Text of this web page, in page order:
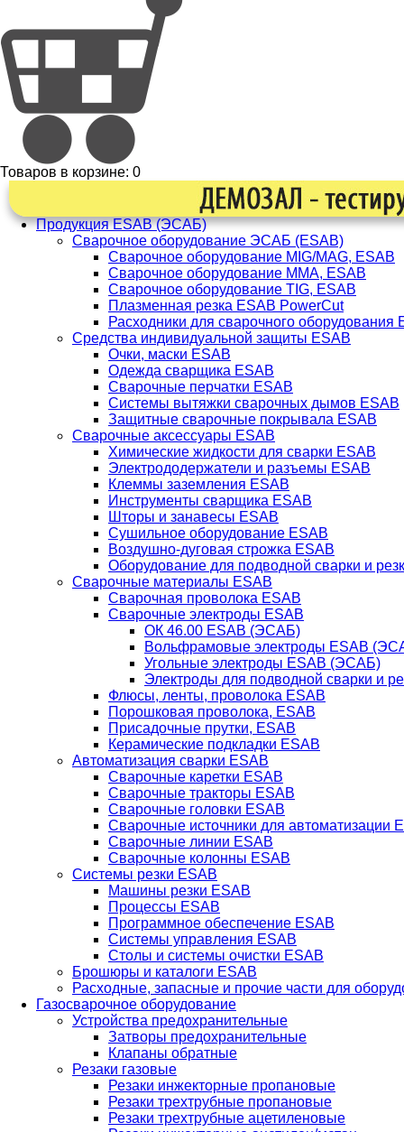
Товаров в корзине: 0
Продукция ESAB (ЭСАБ)
Сварочное оборудование ЭСАБ (ESAB)
Сварочное оборудование MIG/MAG, ESAB
Сварочное оборудование ММА, ESAB
Сварочное оборудование TIG, ESAB
Плазменная резка ESAB PowerCut
Расходники для сварочного оборудования
Средства индивидуальной защиты ESAB
Очки, маски ESAB
Одежда сварщика ESAB
Сварочные перчатки ESAB
Системы вытяжки сварочных дымов ESAB
Защитные сварочные покрывала ESAB
Сварочные аксессуары ESAB
Химические жидкости для сварки ESAB
Электрододержатели и разъемы ESAB
Клеммы заземления ESAB
Инструменты сварщика ESAB
Шторы и занавесы ESAB
Сушильное оборудование ESAB
Воздушно-дуговая строжка ESAB
Оборудование для подводной сварки и
Сварочные материалы ESAB
Сварочная проволока ESAB
Сварочные электроды ESAB
ОК 46.00 ESAB (ЭСАБ)
Вольфрамовые электроды ESAB
Угольные электроды ESAB (ЭСАБ)
Электроды для подводной сварки и
Флюсы, ленты, проволока ESAB
Порошковая проволока, ESAB
Присадочные прутки, ESAB
Керамические подкладки ESAB
Автоматизация сварки ESAB
Сварочные каретки ESAB
Сварочные тракторы ESAB
Сварочные головки ESAB
Сварочные источники для автоматизации
Сварочные линии ESAB
Сварочные колонны ESAB
Системы резки ESAB
Машины резки ESAB
Процессы ESAB
Программное обеспечение ESAB
Системы управления ESAB
Столы и системы очистки ESAB
Брошюры и каталоги ESAB
Расходные, запасные и прочие части для
Газосварочное оборудование
Устройства предохранительные
Затворы предохранительные
Клапаны обратные
Резаки газовые
Резаки инжекторные пропановые
Резаки трехтрубные пропановые
Резаки трехтрубные ацетиленовые